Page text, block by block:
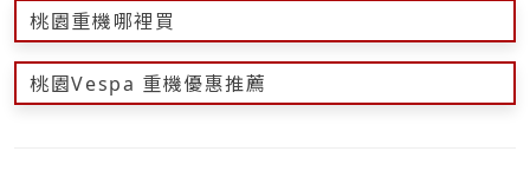
桃園重機哪裡買
桃園Vespa 重機優惠推薦